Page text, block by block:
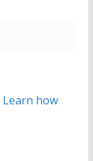
Learn how